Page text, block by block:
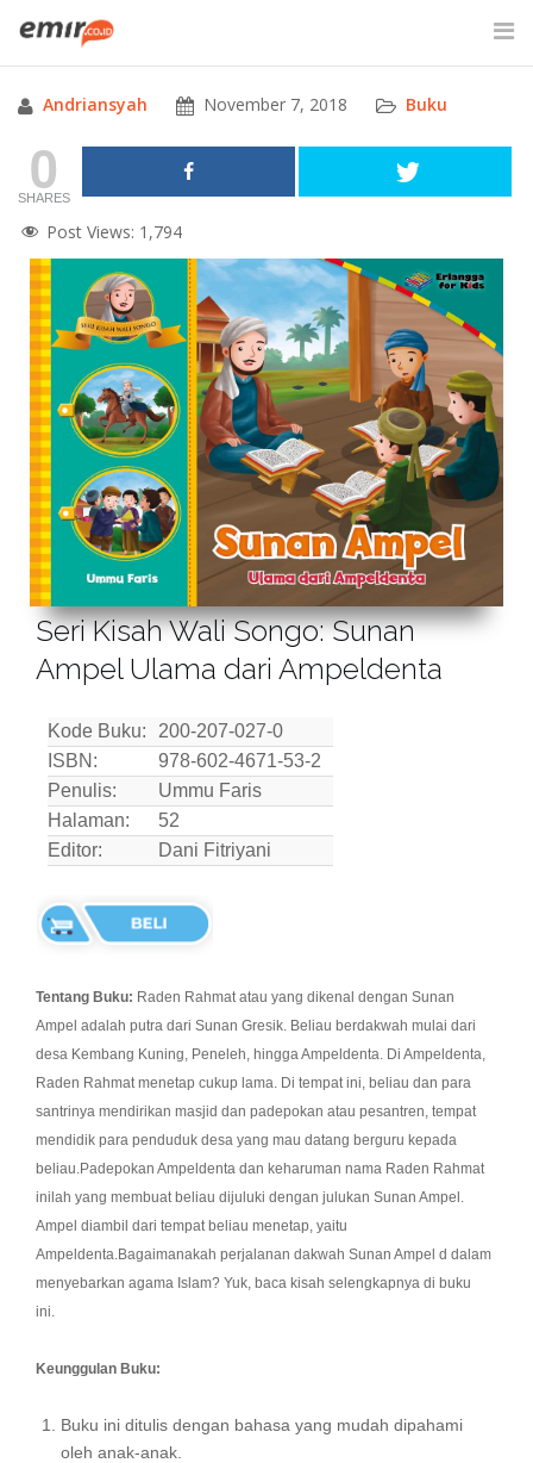
content
SITE SEARCH
Andriansyah November 7, 2018 Buku
0
SHARES
Post Views: 1,794
Seri Kisah Wali Songo: Sunan
Ampel Ulama dari Ampeldenta
Kode Buku:
200-207-027-0
ISBN:
978-602-4671-53-2
Penulis:
Ummu Faris
Halaman:
52
Editor:
Dani Fitriyani
Tentang Buku: Raden Rahmat atau yang dikenal dengan Sunan
Ampel adalah putra dari Sunan Gresik. Beliau berdakwah mulai dari
desa Kembang Kuning, Peneleh, hingga Ampeldenta. Di Ampeldenta,
Raden Rahmat menetap cukup lama. Di tempat ini, beliau dan para
santrinya mendirikan masjid dan padepokan atau pesantren, tempat
mendidik para penduduk desa yang mau datang berguru kepada
beliau.Padepokan Ampeldenta dan keharuman nama Raden Rahmat
inilah yang membuat beliau dijuluki dengan julukan Sunan Ampel.
Ampel diambil dari tempat beliau menetap, yaitu
Ampeldenta.Bagaimanakah perjalanan dakwah Sunan Ampel d dalam
menyebarkan agama Islam? Yuk, baca kisah selengkapnya di buku
ini.
Keunggulan Buku:
Buku ini ditulis dengan bahasa yang mudah dipahami
oleh anak-anak.